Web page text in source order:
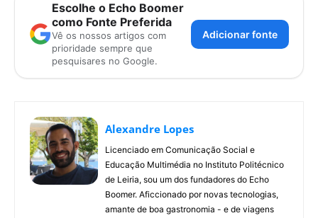
Escolhe o Echo Boomer
como Fonte Preferida
Vê os nossos artigos com
prioridade sempre que
pesquisares no Google.
Adicionar fonte
Alexandre Lopes
Licenciado em Comunicação Social e
Educação Multimédia no Instituto Politécnico
de Leiria, sou um dos fundadores do Echo
Boomer. Aficcionado por novas tecnologias,
amante de boa gastronomia - e de viagens